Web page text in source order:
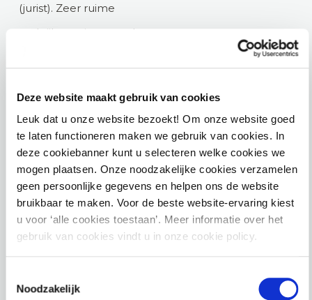
Deze website maakt gebruik van cookies
Leuk dat u onze website bezoekt! Om onze website goed
te laten functioneren maken we gebruik van cookies. In
deze cookiebanner kunt u selecteren welke cookies we
mogen plaatsen. Onze noodzakelijke cookies verzamelen
geen persoonlijke gegevens en helpen ons de website
bruikbaar te maken. Voor de beste website-ervaring kiest
u voor ‘alle cookies toestaan’. Meer informatie over het
gebruik van cookies vindt u in onze cookie policy.
Noodzakelijk
(jurist). Zeer ruime
praktijkervaring met de
Al vele jaren betrokken
bij de ontwikkelingen,
onderzoeken en
evaluaties van PAS en
AERIUS in opdracht van
de Rijksoverheid, RIVM